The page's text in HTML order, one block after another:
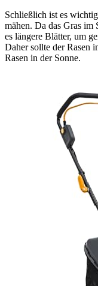
Schließlich ist es
mähen. Da das Gras
es längere Blätter, um
Daher sollte der Rasen
Rasen in der Sonne.